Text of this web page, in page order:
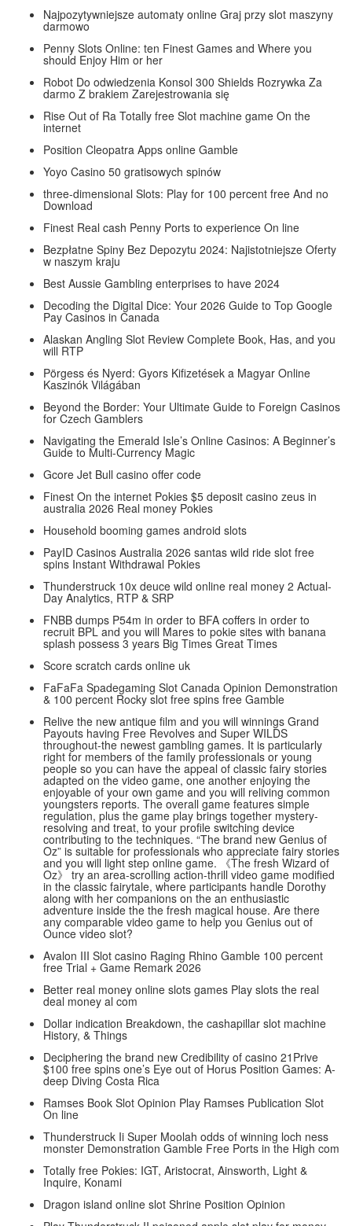
Najpozytywniejsze automaty online Graj przy slot maszyny
darmowo
Penny Slots Online: ten Finest Games and Where you
should Enjoy Him or her
Robot Do odwiedzenia Konsol 300 Shields Rozrywka Za
darmo Z brakiem Zarejestrowania się
Rise Out of Ra Totally free Slot machine game On the
internet
Position Cleopatra Apps online Gamble
Yoyo Casino 50 gratisowych spinów
three-dimensional Slots: Play for 100 percent free And no
Download
Finest Real cash Penny Ports to experience On line
Bezpłatne Spiny Bez Depozytu 2024: Najistotniejsze Oferty
w naszym kraju
Best Aussie Gambling enterprises to have 2024
Decoding the Digital Dice: Your 2026 Guide to Top Google
Pay Casinos in Canada
Alaskan Angling Slot Review Complete Book, Has, and you
will RTP
Pörgess és Nyerd: Gyors Kifizetések a Magyar Online
Kaszinók Világában
Beyond the Border: Your Ultimate Guide to Foreign Casinos
for Czech Gamblers
Navigating the Emerald Isle’s Online Casinos: A Beginner’s
Guide to Multi-Currency Magic
Gcore Jet Bull casino offer code
Finest On the internet Pokies $5 deposit casino zeus in
australia 2026 Real money Pokies
Household booming games android slots
PayID Casinos Australia 2026 santas wild ride slot free
spins Instant Withdrawal Pokies
Thunderstruck 10x deuce wild online real money 2 Actual-
Day Analytics, RTP & SRP
FNBB dumps P54m in order to BFA coffers in order to
recruit BPL and you will Mares to pokie sites with banana
splash possess 3 years Big Times Great Times
Score scratch cards online uk
FaFaFa Spadegaming Slot Canada Opinion Demonstration
& 100 percent Rocky slot free spins free Gamble
Relive the new antique film and you will winnings Grand
Payouts having Free Revolves and Super WILDS
throughout-the newest gambling games. It is particularly
right for members of the family professionals or young
people so you can have the appeal of classic fairy stories
adapted on the video game, one another enjoying the
enjoyable of your own game and you will reliving common
youngsters reports. The overall game features simple
regulation, plus the game play brings together mystery-
resolving and treat, to your profile switching device
contributing to the techniques. “The brand new Genius of
Oz” is suitable for professionals who appreciate fairy stories
and you will light step online game. 《The fresh Wizard of
Oz》 try an area-scrolling action-thrill video game modified
in the classic fairytale, where participants handle Dorothy
along with her companions on the an enthusiastic
adventure inside the the fresh magical house. Are there
any comparable video game to help you Genius out of
Ounce video slot?
Avalon III Slot casino Raging Rhino Gamble 100 percent
free Trial + Game Remark 2026
Better real money online slots games Play slots the real
deal money al com
Dollar indication Breakdown, the cashapillar slot machine
History, & Things
Deciphering the brand new Credibility of casino 21Prive
$100 free spins one’s Eye out of Horus Position Games: A-
deep Diving Costa Rica
Ramses Book Slot Opinion Play Ramses Publication Slot
On line
Thunderstruck Ii Super Moolah odds of winning loch ness
monster Demonstration Gamble Free Ports in the High com
Totally free Pokies: IGT, Aristocrat, Ainsworth, Light &
Inquire, Konami
Dragon island online slot Shrine Position Opinion